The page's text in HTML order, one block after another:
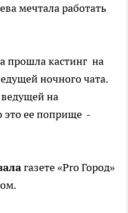
мечтала работать
прошла кастинг на
ночного чата.
на
это ее поприще -
газете «Pro Город»